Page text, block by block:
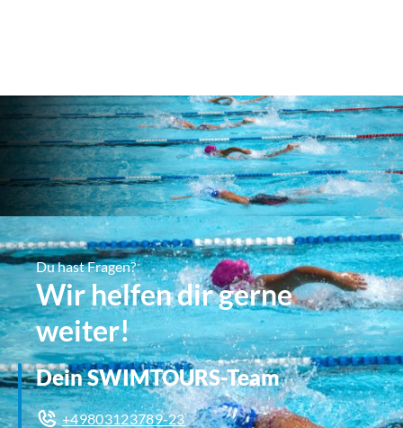
Du hast Fragen?
Wir helfen dir gerne
weiter!
Dein SWIMTOURS-Team
+49803123789-23